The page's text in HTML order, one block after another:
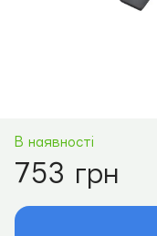
В наявності
753 грн